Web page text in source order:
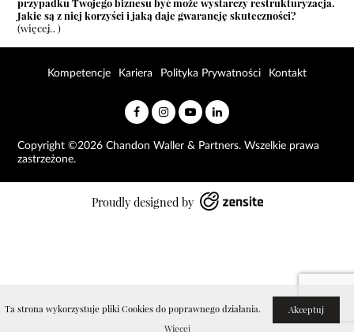
Ta strona wykorzystuje pliki Cookies do poprawnego działania.
Akceptuj
Więcej
przypadku Twojego biznesu być może wystarczy restrukturyzacja.
Jakie są z niej korzyści i jaką daje gwarancję skuteczności?
(więcej…)
Copyright ©2026 Chandon Waller & Partners. Wszelkie prawa
zastrzeżone.
Kompetencje Kariera Polityka Prywatności Kontakt
Proudly designed by